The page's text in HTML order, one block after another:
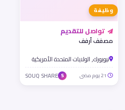
وظيفة
تواصل للتقديم
مصفف أرفف
نيويورك, الولايات المتحدة الأمريكية
S
SOUQ SHARE